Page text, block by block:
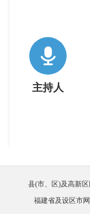

主持人

饶祥林
县(市、区)及高新
福建省及设区市